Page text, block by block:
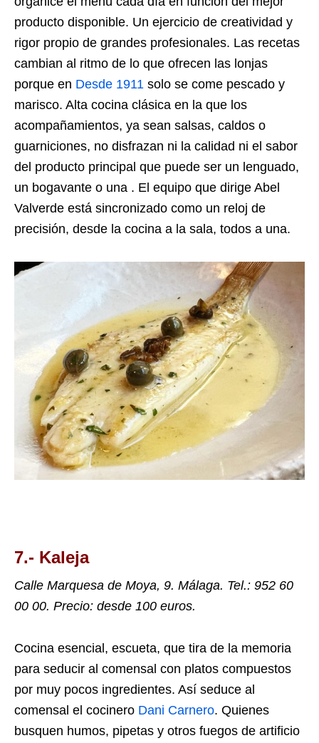
producto disponible. Un ejercicio de creatividad y
rigor propio de grandes profesionales. Las recetas
cambian al ritmo de lo que ofrecen las lonjas
porque en Desde 1911 solo se come pescado y
marisco. Alta cocina clásica en la que los
acompañamientos, ya sean salsas, caldos o
guarniciones, no disfrazan ni la calidad ni el sabor
del producto principal que puede ser un lenguado,
un bogavante o una . El equipo que dirige Abel
Valverde está sincronizado como un reloj de
precisión, desde la cocina a la sala, todos a una.
7.- Kaleja
Calle Marquesa de Moya, 9. Málaga. Tel.: 952 60
00 00. Precio: desde 100 euros.
Cocina esencial, escueta, que tira de la memoria
para seducir al comensal con platos compuestos
por muy pocos ingredientes. Así seduce al
comensal el cocinero Dani Carnero. Quienes
busquen humos, pipetas y otros fuegos de artificio